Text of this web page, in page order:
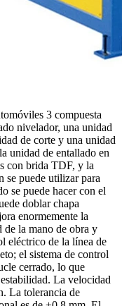
3 compuesta
nivelador, una unidad
de corte y una unidad
unidad de entallado en
con brida TDF, y la
se puede utilizar para
se puede hacer con el
doblar chapa
enormemente la
de la mano de obra y
eléctrico de la línea de
el sistema de control
cerrado, lo que
La velocidad
La tolerancia de